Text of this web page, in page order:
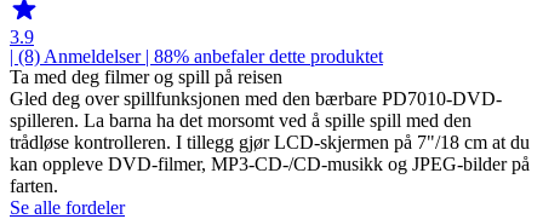
3.9
| (8) Anmeldelser| 88% anbefaler dette produktet
Ta med deg filmer og spill på reisen
Gled deg over spillfunksjonen med den bærbare PD7010-DVD-
spilleren. La barna ha det morsomt ved å spille spill med den
trådløse kontrolleren. I tillegg gjør LCD-skjermen på 7"/18 cm at du
kan oppleve DVD-filmer, MP3-CD-/CD-musikk og JPEG-bilder på
farten.
Se alle fordeler